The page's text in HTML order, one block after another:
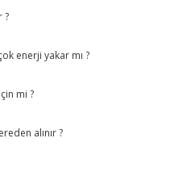
?
enerji yakar mı ?
mi ?
alınır ?